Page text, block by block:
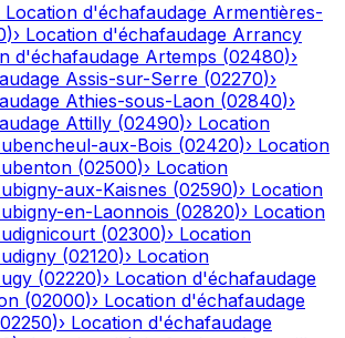
Location d'échafaudage Armentières-
)› Location d'échafaudage Arrancy
d'échafaudage Artemps (02480)›
Assis-sur-Serre (02270)›
Athies-sous-Laon (02840)›
Attilly (02490)› Location
aux-Bois (02420)› Location
(02500)› Location
aux-Kaisnes (02590)› Location
en-Laonnois (02820)› Location
(02300)› Location
(02120)› Location
(02220)› Location d'échafaudage
(02000)› Location d'échafaudage
02250)› Location d'échafaudage